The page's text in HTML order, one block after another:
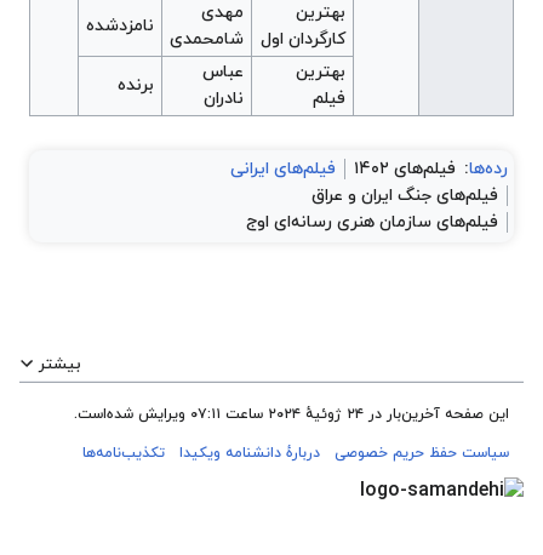
بهترین
کارگردان اول
مهدی
شامحمدی
نامزدشده
بهترین
فیلم
عباس
نادران
برنده
رده‌ها: فیلم‌های ۱۴۰۲
فیلم‌های ایرانی
فیلم‌های جنگ ایران و عراق
فیلم‌های سازمان هنری رسانه‌ای اوج
بیشتر
این صفحه آخرین‌بار در ‏۲۴ ژوئیهٔ ۲۰۲۴ ساعت ‏۰۷:۱۱ ویرایش شده‌است.
سیاست حفظ حریم خصوصی
دربارهٔ دانشنامه ویکیدا تکذیب‌نامه‌ها